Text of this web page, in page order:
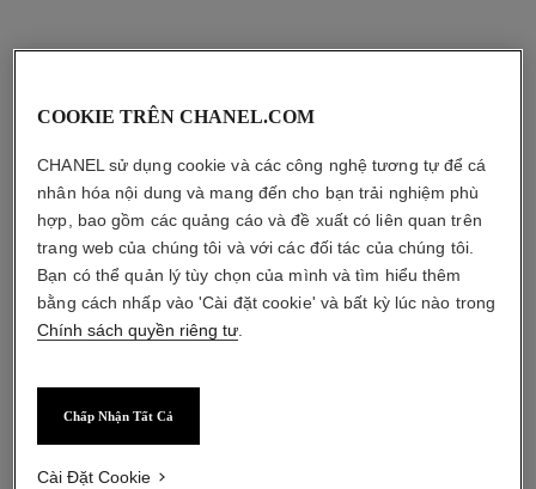
le rouge duo ultra tenue
COOKIE TRÊN CHANEL.COM
CHANEL sử dụng cookie và các công nghệ tương tự để cá
nhân hóa nội dung và mang đến cho bạn trải nghiệm phù
hợp, bao gồm các quảng cáo và đề xuất có liên quan trên
trang web của chúng tôi và với các đối tác của chúng tôi.
Bạn có thể quản lý tùy chọn của mình và tìm hiểu thêm
bằng cách nhấp vào 'Cài đặt cookie' và bất kỳ lúc nào trong
Chính sách quyền riêng tư
Chấp Nhận Tất Cả
Cài Đặt Cookie